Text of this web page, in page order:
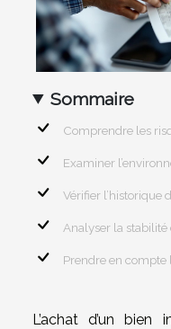
Sommaire
Comprendre les
Examiner
Vérifier l’historique
Analyser la stabilité
Prendre en compte
L’achat d’un bien